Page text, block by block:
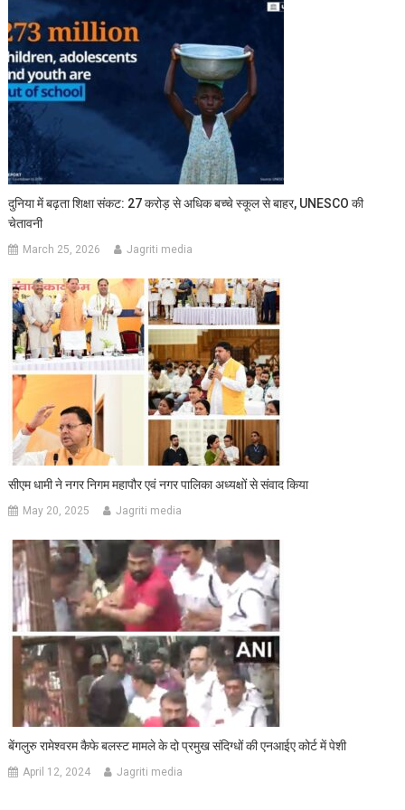
दुनिया में बढ़ता शिक्षा संकट: 27 करोड़ से अधिक बच्चे स्कूल से बाहर, UNESCO की
चेतावनी
March 25, 2026 Jagriti media
सीएम धामी ने नगर निगम महापौर एवं नगर पालिका अध्यक्षों से संवाद किया
May 20, 2025 Jagriti media
बेंगलुरु रामेश्वरम कैफे बलस्ट मामले के दो प्रमुख संदिग्धों की एनआईए कोर्ट में पेशी
April 12, 2024 Jagriti media